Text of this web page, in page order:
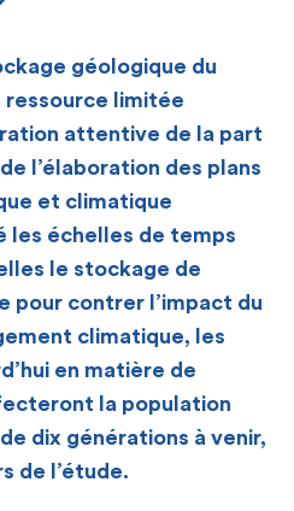
géologique du
limitée
attentive de la part
l’élaboration des plans
et climatique
les échelles de temps
le stockage de
pour contrer l’impact du
climatique, les
en matière de
la population
dix générations à venir,
de l’étude.